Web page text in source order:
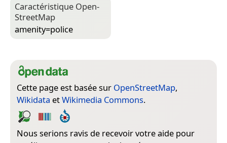
Caractéristique Open­
Street­Map
amenity=­police
Cette page est basée sur OpenStreetMap,
Wikidata etWikimedia Commons.
Nous serions ravis de recevoir votre aide pour